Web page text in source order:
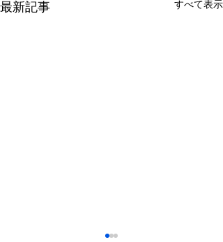
最新記事 すべて表示